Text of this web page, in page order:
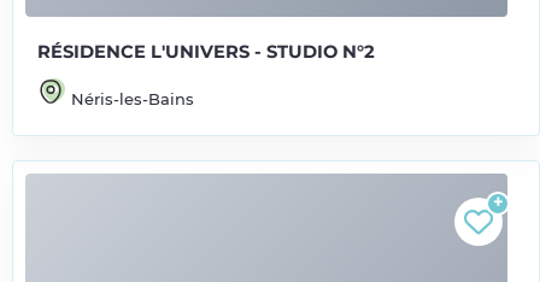
RÉSIDENCE L'UNIVERS - STUDIO N°2
Néris-les-Bains